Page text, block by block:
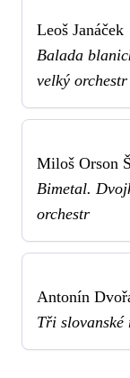
Leoš Janáček
Balada
velký
Miloš Orson
Bimetal.
orchestr
Antonín
Tři slovanské